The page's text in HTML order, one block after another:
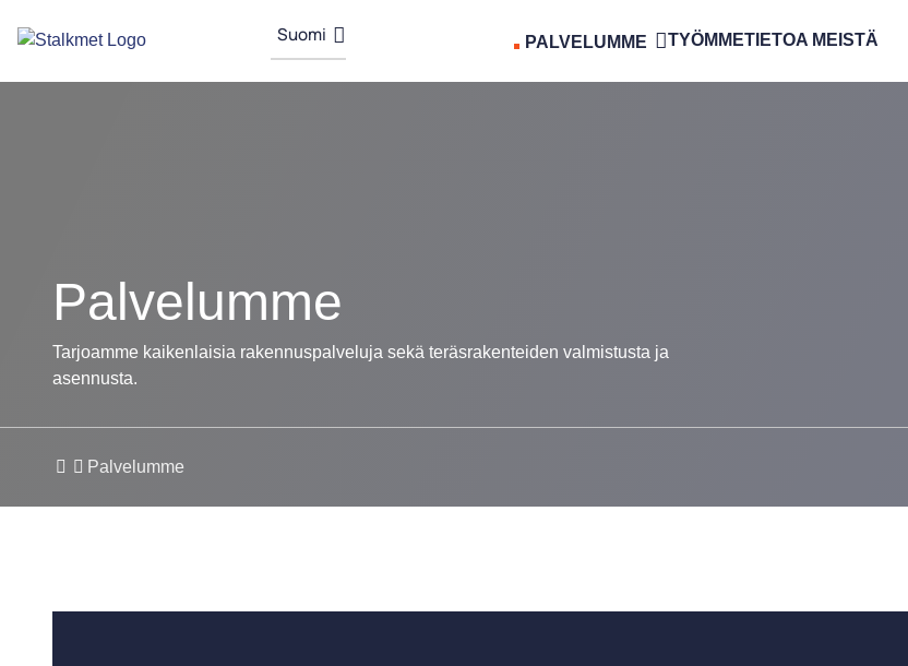
Suomi PALVELUMME TYÖMMETIETOA MEISTÄ
Palvelumme
Tarjoamme kaikenlaisia rakennuspalveluja sekä teräsrakenteiden valmistusta ja
asennusta.
Palvelumme